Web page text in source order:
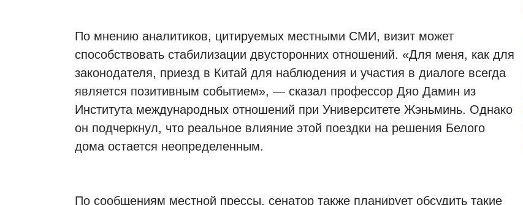
По мнению аналитиков, цитируемых местными СМИ, визит может
способствовать стабилизации двусторонних отношений. «Для меня, как для
законодателя, приезд в Китай для наблюдения и участия в диалоге всегда
является позитивным событием», — сказал профессор Дяо Дамин из
Института международных отношений при Университете Жэньминь. Однако
он подчеркнул, что реальное влияние этой поездки на решения Белого
дома остается неопределенным.
По сообщениям местной прессы, сенатор также планирует обсудить такие